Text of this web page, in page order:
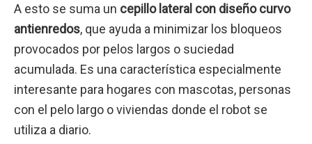
A esto se suma un cepillo lateral con diseño curvo
antienredos, que ayuda a minimizar los bloqueos
provocados por pelos largos o suciedad
acumulada. Es una característica especialmente
interesante para hogares con mascotas, personas
con el pelo largo o viviendas donde el robot se
utiliza a diario.